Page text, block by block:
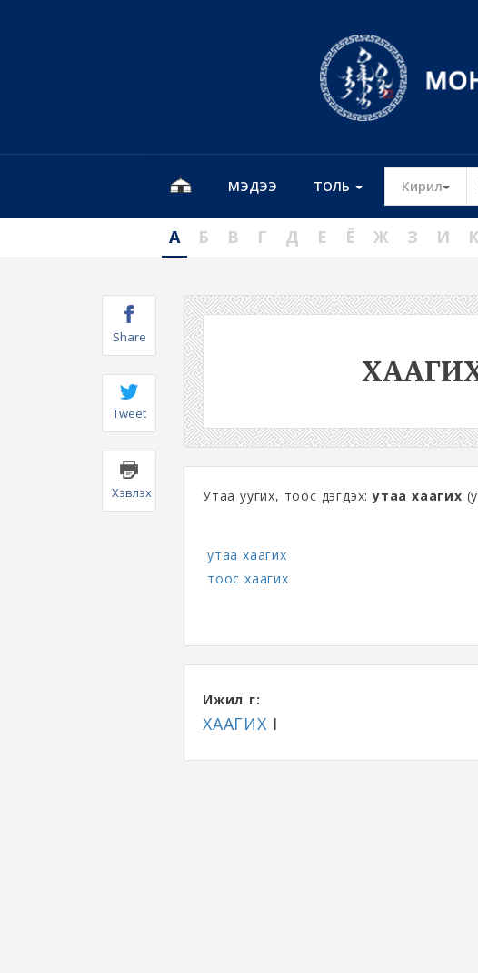
МЭДЭЭ ТОЛЬ Кирил
А Б В Г Д Е Ё Ж З И К
Share
Tweet
Хэвлэх Утаа уугих, тоос дэгдэх: утаа хаагих
утаа хаагих
тоос хаагих
Ижил үг:
ХААГИХ I